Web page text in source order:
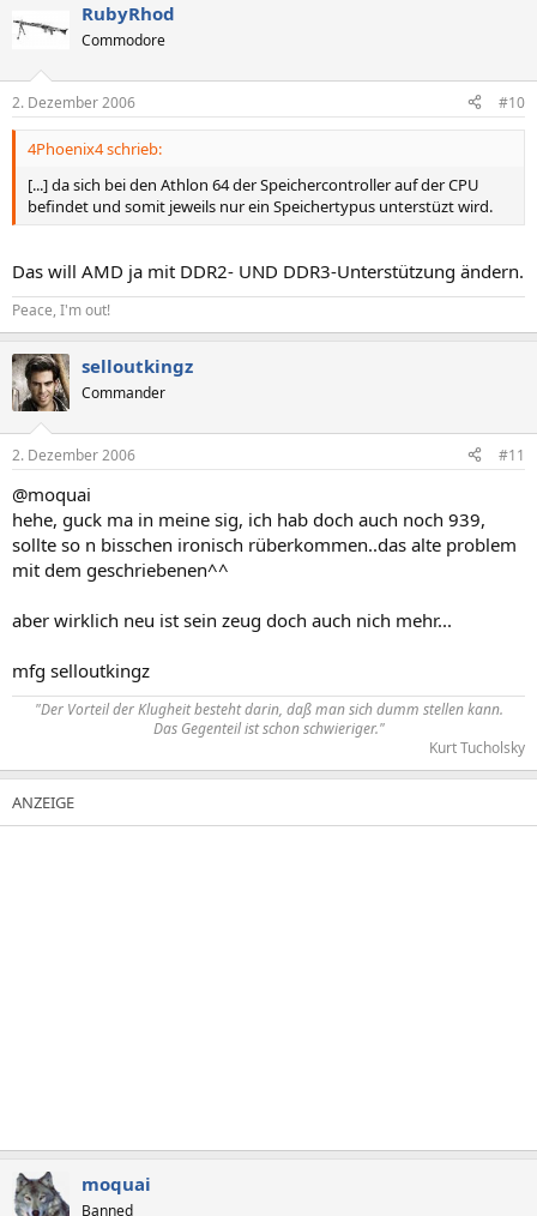
RubyRhod
Commodore
2. Dezember 2006 #10
4Phoenix4 schrieb:
[...] da sich bei den Athlon 64 der Speichercontroller auf der CPU
befindet und somit jeweils nur ein Speichertypus unterstüzt wird.
Das will AMD ja mit DDR2- UND DDR3-Unterstützung ändern.
Peace, I'm out!
selloutkingz
Commander
2. Dezember 2006 #11
@moquai
hehe, guck ma in meine sig, ich hab doch auch noch 939,
sollte so n bisschen ironisch rüberkommen..das alte problem
mit dem geschriebenen^^
aber wirklich neu ist sein zeug doch auch nich mehr...
mfg selloutkingz
"Der Vorteil der Klugheit besteht darin, daß man sich dumm stellen kann.
Das Gegenteil ist schon schwieriger."
Kurt Tucholsky​
moquai
Banned